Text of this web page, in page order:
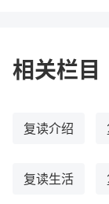
相关栏目
复读介绍
复读生活